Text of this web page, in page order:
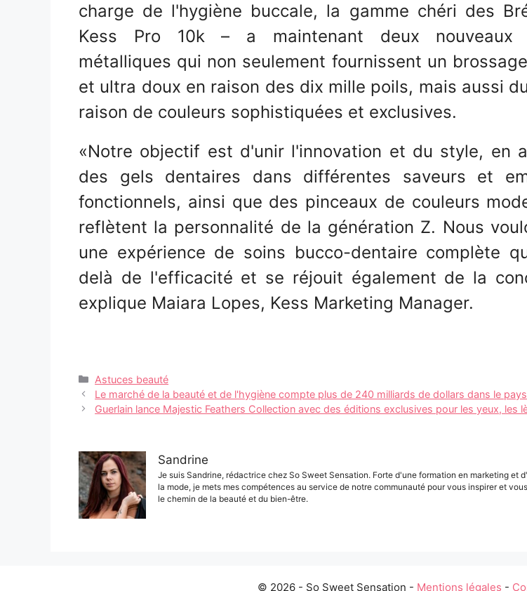
charge de l'hygiène buccale, la gamme chéri des
Kess Pro 10k – a maintenant deux nouveaux
métalliques qui non seulement fournissent un
et ultra doux en raison des dix mille poils, mais aussi
raison de couleurs sophistiquées et exclusives.
«Notre objectif est d'unir l'innovation et du style, en
des gels dentaires dans différentes saveurs et
fonctionnels, ainsi que des pinceaux de couleurs
reflètent la personnalité de la génération Z. Nous
une expérience de soins bucco-dentaire complète
delà de l'efficacité et se réjouit également de la
explique Maiara Lopes, Kess Marketing Manager.
Catégories
Astuces beauté
Navigation
des
Le marché de la beauté et de l'hygiène compte plus de 240 milliards de dollars dans le pays
Guerlain lance Majestic Feathers Collection avec des éditions exclusives pour les yeux, les
Sandrine
Je suis Sandrine, rédactrice chez So Sweet Sensation. Forte d'une formation en marketing et
la mode, je mets mes compétences au service de notre communauté pour vous inspirer et
le chemin de la beauté et du bien-être.
© 2026 - So Sweet Sensation - Mentions légales -